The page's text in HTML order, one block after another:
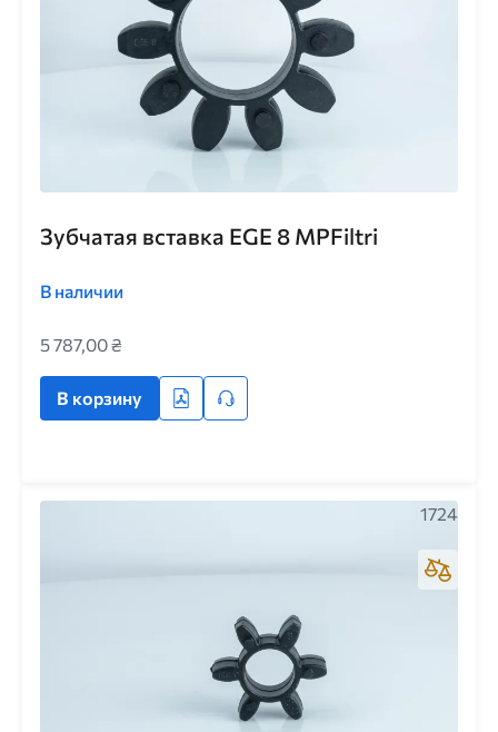
Зубчатая вставка EGE 8 MPFiltri
В наличии
5 787,00 ₴
В корзину
1724